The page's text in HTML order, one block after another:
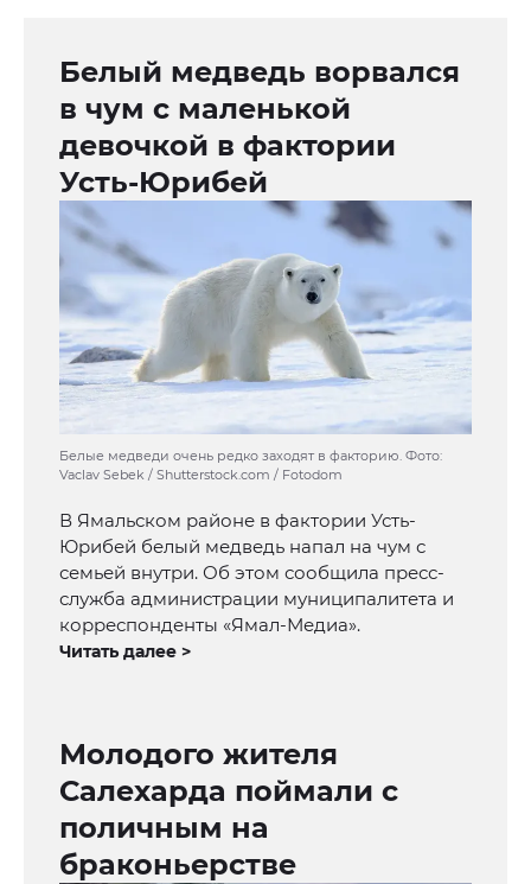
Белый медведь ворвался
в чум с маленькой
девочкой в фактории
Усть-Юрибей
Белые медведи очень редко заходят в факторию. Фото:
Vaclav Sebek / Shutterstock.com / Fotodom
В Ямальском районе в фактории Усть-
Юрибей белый медведь напал на чум с
семьей внутри. Об этом сообщила пресс-
служба администрации муниципалитета и
корреспонденты «Ямал-Медиа».
Читать далее >
Молодого жителя
Салехарда поймали с
поличным на
браконьерстве